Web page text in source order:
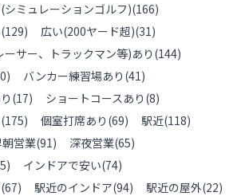
シミュレーションゴルフ)(166)
(129) 広い(200ヤード超)(31)
サー、トラックマン等)あり (144)
) バンカー練習場あり (41)
(17) ショートコースあり (8)
(175) 個室打席あり (69) 駅近(118)
営業(91) 深夜営業(65)
) インドアで安い(74)
(67) 駅近のインドア(94) 駅近の屋外(22)